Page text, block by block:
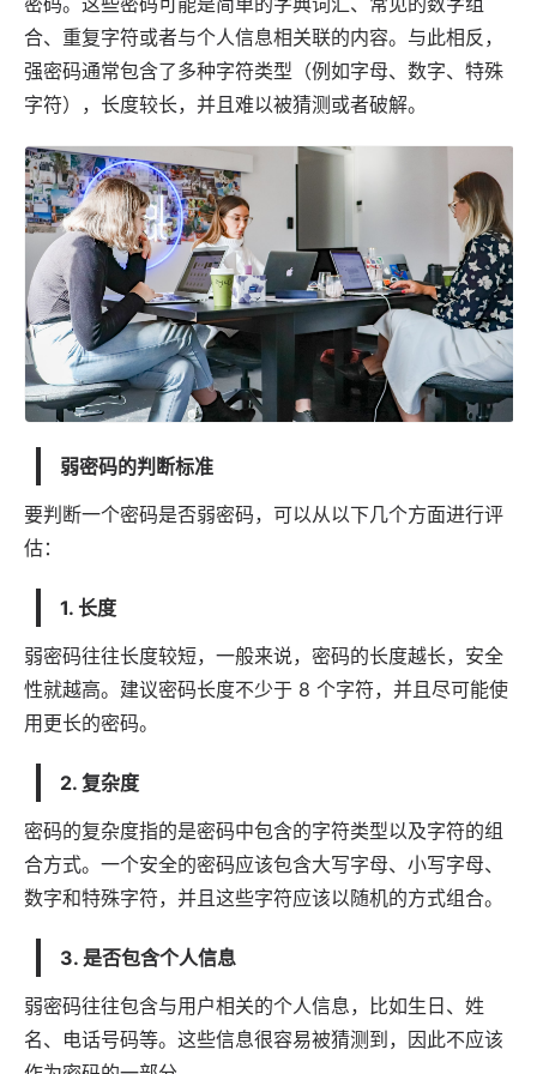
合、重复字符或者与个人信息相关联的内容。与此相反，
强密码通常包含了多种字符类型（例如字母、数字、特殊
字符），长度较长，并且难以被猜测或者破解。
弱密码的判断标准
要判断一个密码是否弱密码，可以从以下几个方面进行评
估：
1. 长度
弱密码往往长度较短，一般来说，密码的长度越长，安全
性就越高。建议密码长度不少于 8 个字符，并且尽可能使
用更长的密码。
2. 复杂度
密码的复杂度指的是密码中包含的字符类型以及字符的组
合方式。一个安全的密码应该包含大写字母、小写字母、
数字和特殊字符，并且这些字符应该以随机的方式组合。
3. 是否包含个人信息
弱密码往往包含与用户相关的个人信息，比如生日、姓
名、电话号码等。这些信息很容易被猜测到，因此不应该